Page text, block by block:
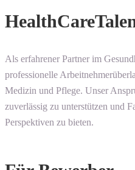
Als erfahrener Partner im
professionelle
Medizin und Pflege. Unser
zuverlässig zu unterstützen und
Perspektiven zu bieten.